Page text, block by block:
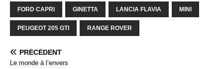
FORD CAPRI GINETTA LANCIA FLAVIA MINI
PEUGEOT 205 GTI RANGE ROVER
PRÉCÉDENT
Le monde à l’envers